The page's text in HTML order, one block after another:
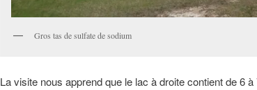
Gros tas de sulfate de sodium
La visite nous apprend que le lac à droite contient de 6